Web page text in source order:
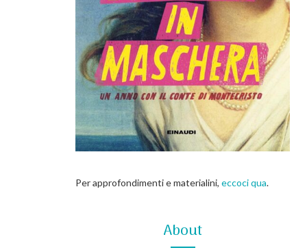
Per approfondimenti e materialini, eccoci qua.
About